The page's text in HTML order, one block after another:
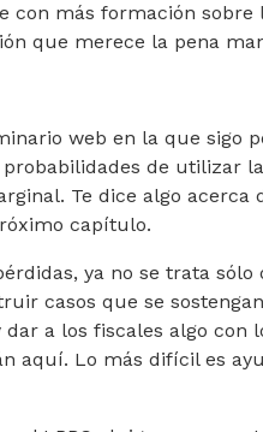
con más formación sobre
que merece la pena
web en la que sigo
de utilizar
Te dice algo acerca
capítulo.
ya no se trata
casos que se
a los fiscales algo con
aquí. Lo más difícil es